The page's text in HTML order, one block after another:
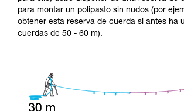
para montar un polipasto sin nudos (por
obtener esta reserva de cuerda si antes ha
cuerdas de 50 - 60 m).